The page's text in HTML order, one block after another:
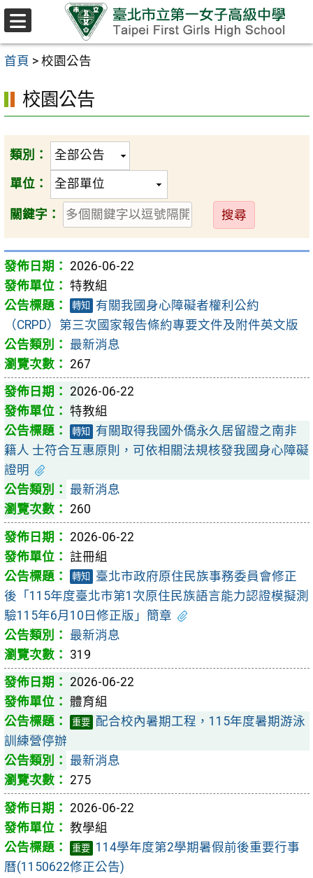
跳至主要內容區
首頁 > 校園公告
校園公告
類別：
單位：
關鍵字：
送
出
2026-06-22
特教組
轉知
有關我國身心障礙者權利公約
（CRPD）第三次國家報告條約專要文件及附件英文版
最新消息
267
2026-06-22
特教組
轉知
有關取得我國外僑永久居留證之南非
籍人 士符合互惠原則，可依相關法規核發我國身心障礙
證明
最新消息
260
2026-06-22
註冊組
轉知
臺北市政府原住民族事務委員會修正
後「115年度臺北市第1次原住民族語言能力認證模擬測
驗115年6月10日修正版」簡章
最新消息
319
2026-06-22
體育組
重要 配合校內暑期工程，115年度暑期游泳
訓練營停辦
最新消息
275
2026-06-22
教學組
重要 114學年度第2學期暑假前後重要行事
曆(1150622修正公告)
選
單